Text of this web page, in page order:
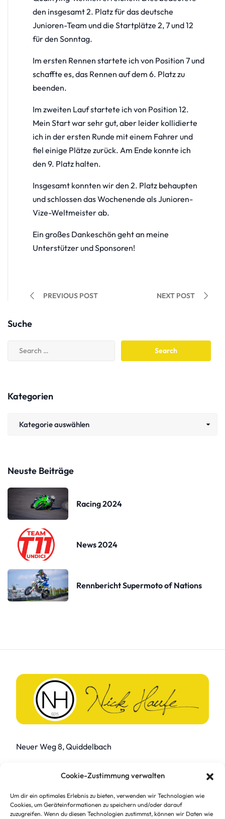
Cookie-Zustimmung verwalten
Um dir ein optimales Erlebnis zu bieten, verwenden wir Technologien wie
Cookies, um Geräteinformationen zu speichern und/oder darauf
zuzugreifen. Wenn du diesen Technologien zustimmst, können wir Daten wie
den insgesamt 2. Platz für das deutsche
Junioren-Team und die Startplätze 2, 7 und 12
für den Sonntag.
Im ersten Rennen startete ich von Position 7 und
schaffte es, das Rennen auf dem 6. Platz zu
beenden.
Im zweiten Lauf startete ich von Position 12.
Mein Start war sehr gut, aber leider kollidierte
ich in der ersten Runde mit einem Fahrer und
fiel einige Plätze zurück. Am Ende konnte ich
den 9. Platz halten.
Insgesamt konnten wir den 2. Platz behaupten
und schlossen das Wochenende als Junioren-
Vize-Weltmeister ab.
Ein großes Dankeschön geht an meine
Unterstützer und Sponsoren!
PREVIOUS POST NEXT POST
Suche
Kategorien
Neuste Beiträge
Racing 2024
News 2024
Rennbericht Supermoto of Nations
Neuer Weg 8, Quiddelbach